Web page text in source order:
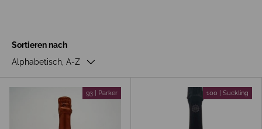
Sortieren nach
Alphabetisch, A-Z
93 | Parker 100 | Suckling